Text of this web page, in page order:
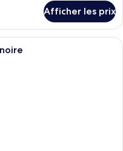
Afficher les prix
pièce avec un plancher en